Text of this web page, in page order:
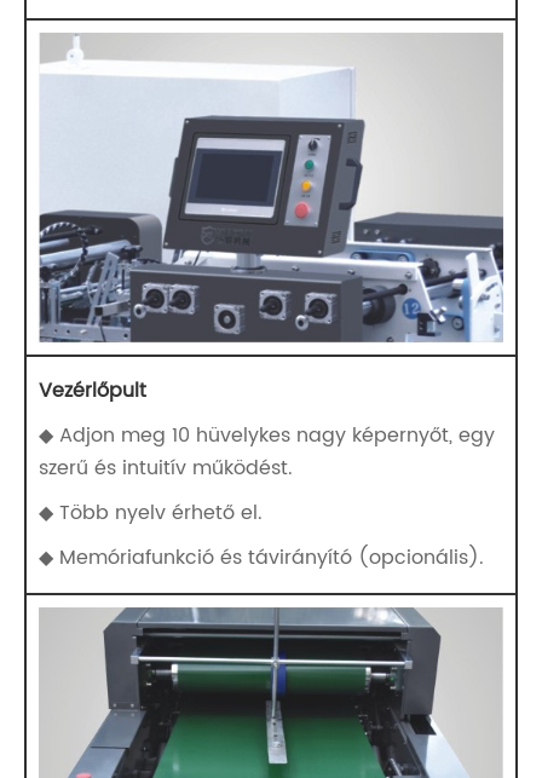
Vezérlőpult
◆ Adjon meg 10 hüvelykes nagy képernyőt, egy
szerű és intuitív működést.
◆ Több nyelv érhető el.
◆ Memóriafunkció és távirányító (opcionális).